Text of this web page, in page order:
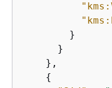
        }
      }
    },
{